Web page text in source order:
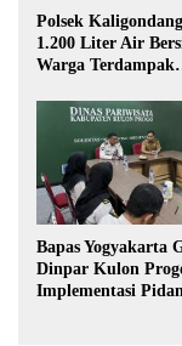
Polsek
1.200 Liter Air
Warga Terdampak
Bapas Yogyakarta
Dinpar Kulon
Implementasi